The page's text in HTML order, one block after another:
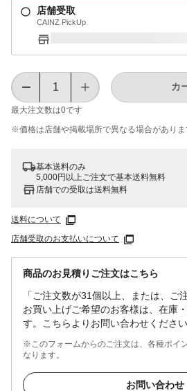
店舗受取
CAINZ PickUp
最大注文数は0です
カ
※価格は​店舗や​掲載場所で​異なる​場合が​ありま
基本送料のみ
5,000円以上ご注文で基本送料無料
店舗での受取は送料無料
送料について
店舗受取のお支払いについて
商品のお見積りご注文はこちら
「ご注文数が31個以上、または、ご
お買い上げご希望のお客様は、在庫
す。こちらよりお問い合わせください
※このフォームからのご注文は、各種ポイ
なります。
お問い合わせ